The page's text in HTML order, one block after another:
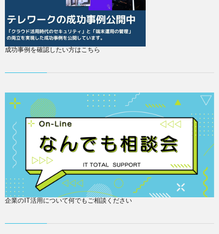
成功事例を確認したい方はこちら
企業のIT活用について何でもご相談ください